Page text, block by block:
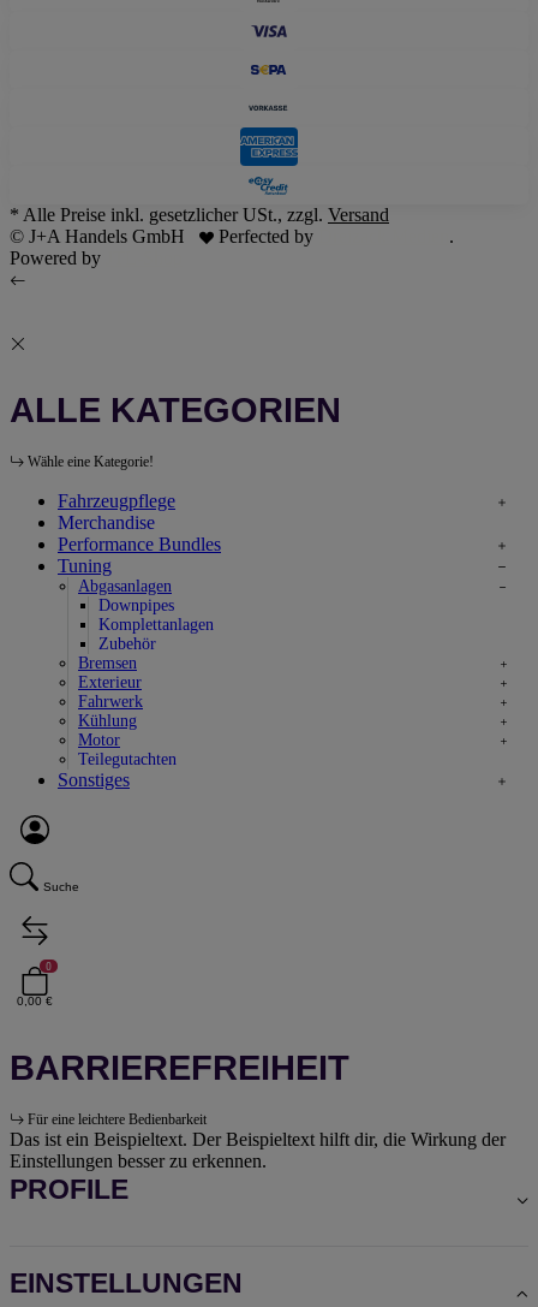
* Alle Preise inkl. gesetzlicher USt., zzgl. Versand
© J+A Handels GmbH
Perfected by
.
Powered by
ALLE KATEGORIEN
Wähle eine Kategorie!
Fahrzeugpflege
Merchandise
Performance Bundles
Tuning
Abgasanlagen
Downpipes
Komplettanlagen
Zubehör
Bremsen
Exterieur
Fahrwerk
Kühlung
Motor
Teilegutachten
Sonstiges
Suche
0
0,00 €
BARRIEREFREIHEIT
Für eine leichtere Bedienbarkeit
Das ist ein Beispieltext. Der Beispieltext hilft dir, die Wirkung der
Einstellungen besser zu erkennen.
PROFILE
EINSTELLUNGEN